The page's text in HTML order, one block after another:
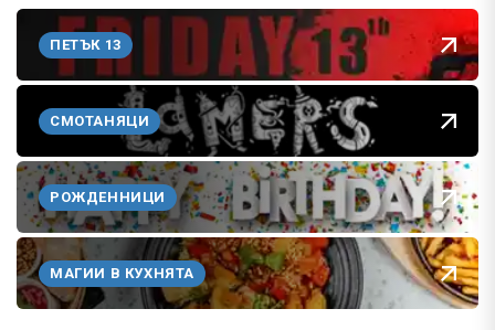
ПЕТЪК 13
СМОТАНЯЦИ
РОЖДЕННИЦИ
МАГИИ В КУХНЯТА